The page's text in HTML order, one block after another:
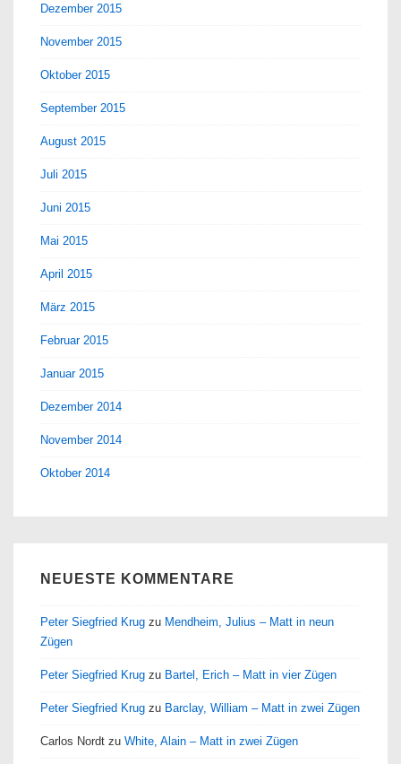
Dezember 2015
November 2015
Oktober 2015
September 2015
August 2015
Juli 2015
Juni 2015
Mai 2015
April 2015
März 2015
Februar 2015
Januar 2015
Dezember 2014
November 2014
Oktober 2014
NEUESTE KOMMENTARE
Peter Siegfried Krug zu Mendheim, Julius – Matt in neun
Zügen
Peter Siegfried Krug zu Bartel, Erich – Matt in vier Zügen
Peter Siegfried Krug zu Barclay, William – Matt in zwei Zügen
Carlos Nordt zu White, Alain – Matt in zwei Zügen